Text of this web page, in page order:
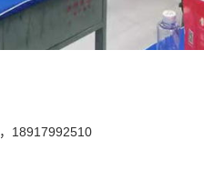
，18917992510